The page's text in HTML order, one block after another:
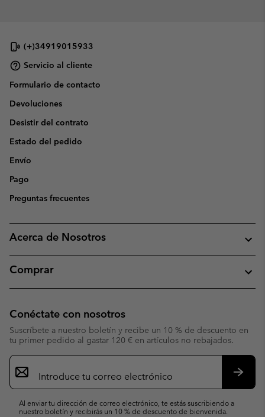
(+)34919015933
Servicio al cliente
Formulario de contacto
Devoluciones
Desistir del contrato
Estado del pedido
Envío
Pago
Preguntas frecuentes
Acerca de Nosotros
Comprar
Conéctate con nosotros
Suscríbete a nuestro boletín y recibe un 10 % de descuento en
tu primer pedido al gastar 120 € en artículos no rebajados.
Suscripción
de
correo
Al enviar tu dirección de correo electrónico, te estás suscribiendo a
nuestro boletín y recibirás un 10 % de descuento de bienvenida.